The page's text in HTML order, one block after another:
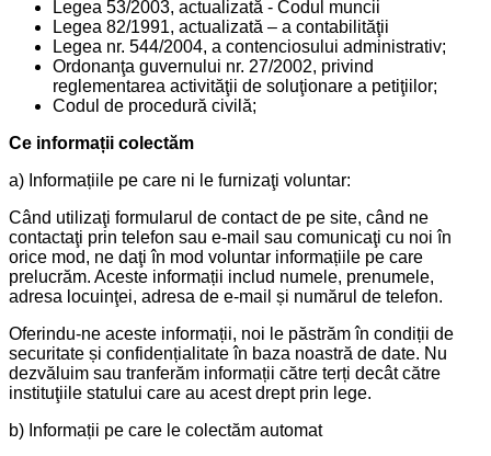
Legea 53/2003, actualizată - Codul muncii
Legea 82/1991, actualizată – a contabilităţii
Legea nr. 544/2004, a contenciosului administrativ;
Ordonanţa guvernului nr. 27/2002, privind
reglementarea activităţii de soluţionare a petiţiilor;
Codul de procedură civilă;
Ce informații colectăm
a) Informațiile pe care ni le furnizaţi voluntar:
Când utilizaţi formularul de contact de pe site, când ne
contactaţi prin telefon sau e-mail sau comunicaţi cu noi în
orice mod, ne daţi în mod voluntar informațiile pe care
prelucrăm. Aceste informații includ numele, prenumele,
adresa locuinţei, adresa de e-mail și numărul de telefon.
Oferindu-ne aceste informații, noi le păstrăm în condiții de
securitate și confidențialitate în baza noastră de date. Nu
dezvăluim sau tranferăm informații către terți decât către
instituţiile statului care au acest drept prin lege.
b) Informații pe care le colectăm automat